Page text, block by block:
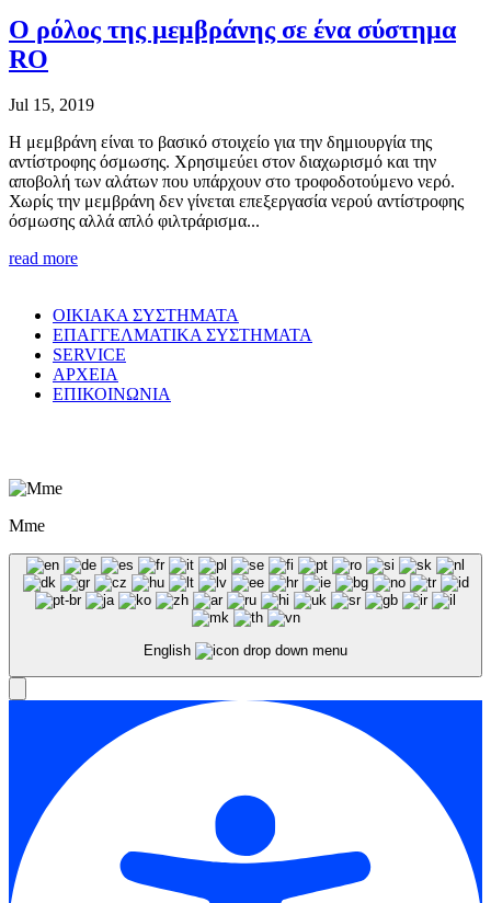
Ο ρόλος της μεμβράνης σε ένα σύστημα
RO
Jul 15, 2019
Η μεμβράνη είναι το βασικό στοιχείο για την δημιουργία της
αντίστροφης όσμωσης. Χρησιμεύει στον διαχωρισμό και την
αποβολή των αλάτων που υπάρχουν στο τροφοδοτούμενο νερό.
Χωρίς την μεμβράνη δεν γίνεται επεξεργασία νερού αντίστροφης
όσμωσης αλλά απλό φιλτράρισμα...
read more
ΟΙΚΙΑΚΑ ΣΥΣΤΗΜΑΤΑ
ΕΠΑΓΓΕΛΜΑΤΙΚΑ ΣΥΣΤΗΜΑΤΑ
SERVICE
ΑΡΧΕΙΑ
ΕΠΙΚΟΙΝΩΝΙΑ
Mme
English